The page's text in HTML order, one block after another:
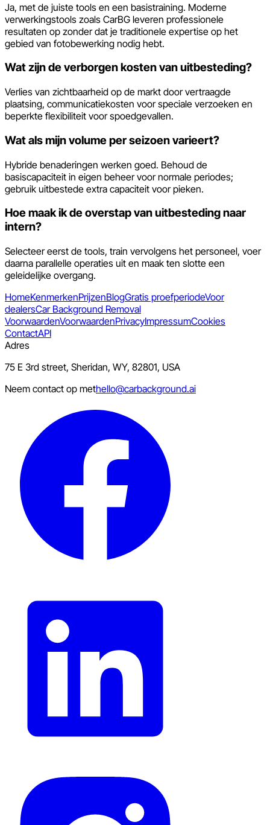
Ja, met de juiste tools en een basistraining. Moderne
verwerkingstools zoals CarBG leveren professionele
resultaten op zonder dat je traditionele expertise op het
gebied van fotobewerking nodig hebt.
Wat zijn de verborgen kosten van uitbesteding?
Verlies van zichtbaarheid op de markt door vertraagde
plaatsing, communicatiekosten voor speciale verzoeken en
beperkte flexibiliteit voor spoedgevallen.
Wat als mijn volume per seizoen varieert?
Hybride benaderingen werken goed. Behoud de
basiscapaciteit in eigen beheer voor normale periodes;
gebruik uitbestede extra capaciteit voor pieken.
Hoe maak ik de overstap van uitbesteding naar
intern?
Selecteer eerst de tools, train vervolgens het personeel, voer
daarna parallelle operaties uit en maak ten slotte een
geleidelijke overgang.
HomeKenmerkenPrijzenBlogGratis proefperiodeVoor
dealersCar Background Removal
VoorwaardenVoorwaardenPrivacyImpressumCookies
ContactAPI
Adres
75 E 3rd street, Sheridan, WY, 82801, USA
Neem contact op methello@carbackground.ai